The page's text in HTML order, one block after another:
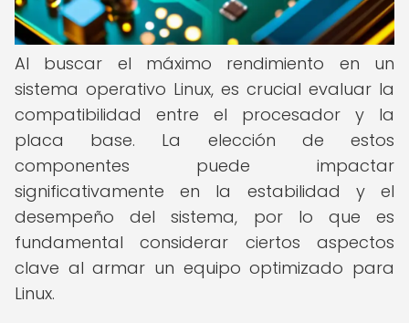
Al buscar el máximo rendimiento en un
sistema operativo Linux, es crucial evaluar la
compatibilidad entre el procesador y la
placa base. La elección de estos
componentes puede impactar
significativamente en la estabilidad y el
desempeño del sistema, por lo que es
fundamental considerar ciertos aspectos
clave al armar un equipo optimizado para
Linux.